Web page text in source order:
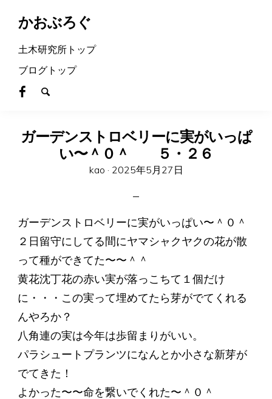
かおぶろぐ
土木研究所トップ
ブログトップ
ガーデンストロベリーに実がいっぱ
い〜＾０＾ ５・２６
kao · Posted
2025年5月27日
ガーデンストロベリーに実がいっぱい〜＾０＾
２日留守にしてる間にヤマシャクヤクの花が散
って種ができてた〜〜＾＾
黄花沈丁花の赤い実が落っこちて１個だけ
に・・・この実って埋めてたら芽がでてくれる
んやろか？
八角連の実は今年は歩留まりがいい。
パラシュートプランツになんとか小さな新芽が
でてきた！
よかった〜〜命を繋いでくれた〜＾０＾